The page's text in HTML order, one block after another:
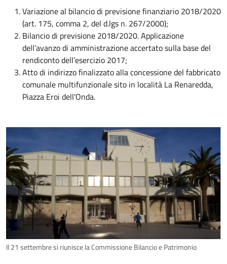
Variazione al bilancio di previsione finanziario 2018/2020
(art. 175, comma 2, del d.lgs n. 267/2000);
Bilancio di previsione 2018/2020. Applicazione
dell’avanzo di amministrazione accertato sulla base del
rendiconto dell’esercizio 2017;
Atto di indirizzo finalizzato alla concessione del fabbricato
comunale multifunzionale sito in località La Renaredda,
Piazza Eroi dell'Onda.
Il 21 settembre si riunisce la Commissione Bilancio e Patrimonio